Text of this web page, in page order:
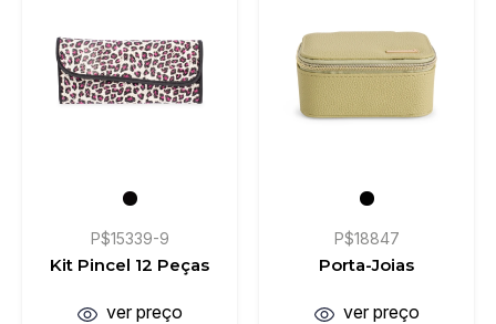
P$15339-9
Kit Pincel 12 Peças
ver preço
P$18847
Porta-Joias
ver preço